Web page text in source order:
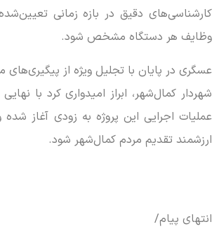
کارشناسی‌های دقیق در بازه زمانی
وظایف هر دستگاه مشخص شود.
عسگری در پایان با تجلیل ویژه از
شهردار کمال‌شهر، ابراز امیدواری کرد با
عملیات اجرایی این پروژه به زودی آغاز
ارزشمند تقدیم مردم کمال‌شهر شود.
انتهای پیام/